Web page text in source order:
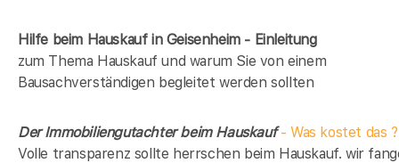
Hilfe beim Hauskauf in Geisenheim - Einleitung
zum Thema Hauskauf und warum Sie von einem
Bausachverständigen begleitet werden sollten
Der Immobiliengutachter beim Hauskauf- Was kostet das ?
Volle transparenz sollte herrschen beim Hauskauf. wir